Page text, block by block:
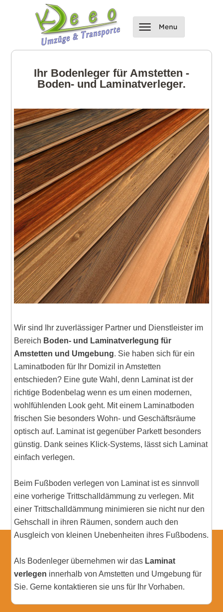
Ihr Bodenleger für Amstetten -
Boden- und Laminatverleger.
Wir sind Ihr zuverlässiger Partner und Dienstleister im
Bereich Boden- und Laminatverlegung für
Amstetten und Umgebung. Sie haben sich für ein
Laminatboden für Ihr Domizil in Amstetten
entschieden? Eine gute Wahl, denn Laminat ist der
richtige Bodenbelag wenn es um einen modernen,
wohlfühlenden Look geht. Mit einem Laminatboden
frischen Sie besonders Wohn- und Geschäftsräume
optisch auf. Laminat ist gegenüber Parkett besonders
günstig. Dank seines Klick-Systems, lässt sich Laminat
einfach verlegen.
Beim Fußboden verlegen von Laminat ist es sinnvoll
eine vorherige Trittschalldämmung zu verlegen. Mit
einer Trittschalldämmung minimieren sie nicht nur den
Gehschall in ihren Räumen, sondern auch den
Ausgleich von kleinen Unebenheiten ihres Fußbodens.
Als Bodenleger übernehmen wir das Laminat
verlegen innerhalb von Amstetten und Umgebung für
Sie. Gerne kontaktieren sie uns für Ihr Vorhaben.